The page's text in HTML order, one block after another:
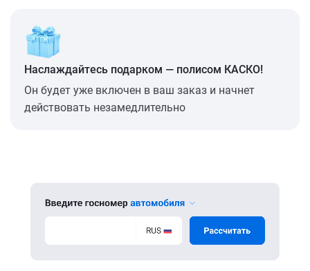
Наслаждайтесь подарком — полисом КАСКО!
Он будет уже включен в ваш заказ и начнет
действовать незамедлительно